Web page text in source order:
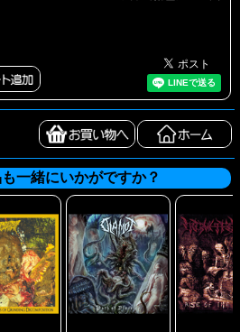
一緒にいかがですか？